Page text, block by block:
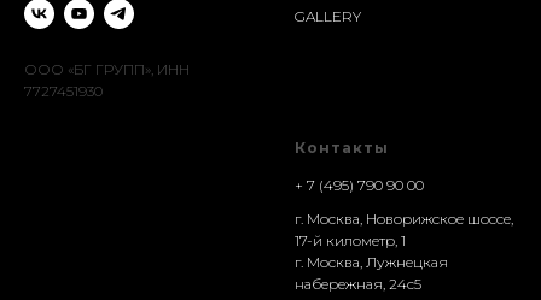
ООО «БГ ГРУПП», ИНН
7727451930
GALLERY
Контакты
+ 7 (495) 790 90 00
г. Москва, Новорижское шоссе,
17-й километр, 1
г. Москва, Лужнецкая
набережная, 24с5